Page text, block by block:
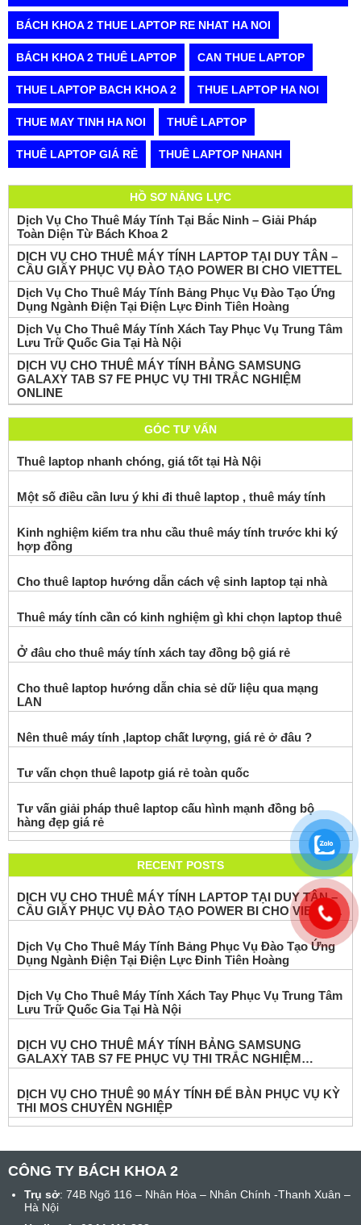
BÁCH KHOA 2 THUE LAPTOP RE NHAT HA NOI
BÁCH KHOA 2 THUÊ LAPTOP CAN THUE LAPTOP
THUE LAPTOP BACH KHOA 2 THUE LAPTOP HA NOI
THUE MAY TINH HA NOI THUÊ LAPTOP
THUÊ LAPTOP GIÁ RẺ THUÊ LAPTOP NHANH
HỒ SƠ NĂNG LỰC
Dịch Vụ Cho Thuê Máy Tính Tại Bắc Ninh – Giải Pháp
Toàn Diện Từ Bách Khoa 2
DỊCH VỤ CHO THUÊ MÁY TÍNH LAPTOP TẠI DUY TÂN –
CẦU GIẤY PHỤC VỤ ĐÀO TẠO POWER BI CHO VIETTEL
Dịch Vụ Cho Thuê Máy Tính Bảng Phục Vụ Đào Tạo Ứng
Dụng Ngành Điện Tại Điện Lực Đinh Tiên Hoàng
Dịch Vụ Cho Thuê Máy Tính Xách Tay Phục Vụ Trung Tâm
Lưu Trữ Quốc Gia Tại Hà Nội
DỊCH VỤ CHO THUÊ MÁY TÍNH BẢNG SAMSUNG
GALAXY TAB S7 FE PHỤC VỤ THI TRẮC NGHIỆM
ONLINE
GÓC TƯ VẤN
Thuê laptop nhanh chóng, giá tốt tại Hà Nội
Một số điều cần lưu ý khi đi thuê laptop , thuê máy tính
Kinh nghiệm kiểm tra nhu cầu thuê máy tính trước khi ký
hợp đồng
Cho thuê laptop hướng dẫn cách vệ sinh laptop tại nhà
Thuê máy tính cần có kinh nghiệm gì khi chọn laptop thuê
Ở đâu cho thuê máy tính xách tay đồng bộ giá rẻ
Cho thuê laptop hướng dẫn chia sẻ dữ liệu qua mạng
LAN
Nên thuê máy tính ,laptop chất lượng, giá rẻ ở đâu ?
Tư vấn chọn thuê lapotp giá rẻ toàn quốc
Tư vấn giải pháp thuê laptop cấu hình mạnh đồng bộ
hàng đẹp giá rẻ
RECENT POSTS
DỊCH VỤ CHO THUÊ MÁY TÍNH LAPTOP TẠI DUY TÂN –
CẦU GIẤY PHỤC VỤ ĐÀO TẠO POWER BI CHO VIETTEL
Dịch Vụ Cho Thuê Máy Tính Bảng Phục Vụ Đào Tạo Ứng
Dụng Ngành Điện Tại Điện Lực Đinh Tiên Hoàng
Dịch Vụ Cho Thuê Máy Tính Xách Tay Phục Vụ Trung Tâm
Lưu Trữ Quốc Gia Tại Hà Nội
DỊCH VỤ CHO THUÊ MÁY TÍNH BẢNG SAMSUNG
GALAXY TAB S7 FE PHỤC VỤ THI TRẮC NGHIỆM
ONLINE
DỊCH VỤ CHO THUÊ 90 MÁY TÍNH ĐỂ BÀN PHỤC VỤ KỲ
THI MOS CHUYÊN NGHIỆP
CÔNG TY BÁCH KHOA 2
Trụ sở: 74B Ngõ 116 – Nhân Hòa – Nhân Chính -Thanh Xuân –
Hà Nội